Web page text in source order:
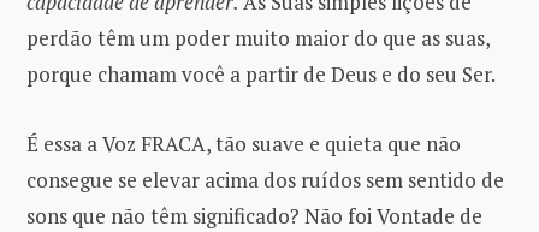
perdão têm um poder muito maior do que as suas,
porque chamam você a partir de Deus e do seu Ser.
É essa a Voz FRACA, tão suave e quieta que não
consegue se elevar acima dos ruídos sem sentido de
sons que não têm significado? Não foi Vontade de